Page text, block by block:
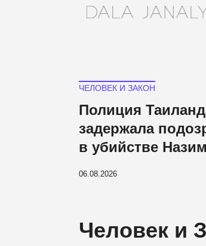
ЧЕЛОВЕК И ЗАКОН
Полиция
задержала
в убийстве
06.08.2026
Человек и